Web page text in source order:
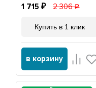
1 715 2 306
Купить в 1 клик
в корзину